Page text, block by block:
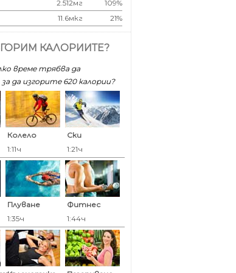
2.512мг
109%
11.6мкг 21%
КАЛОРИИТЕ?
време трябва да
да изгорите 620 калoрии?
Колело
1:11ч
Ски
1:21ч
Плуване
1:35ч
Фитнес
1:44ч